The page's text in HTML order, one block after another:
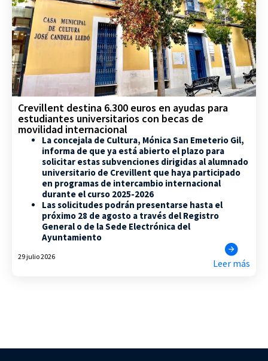
Crevillent destina 6.300 euros en ayudas para
estudiantes universitarios con becas de
movilidad internacional
La concejala de Cultura, Mónica San Emeterio Gil,
informa de que ya está abierto el plazo para
solicitar estas subvenciones dirigidas al alumnado
universitario de Crevillent que haya participado
en programas de intercambio internacional
durante el curso 2025-2026
Las solicitudes podrán presentarse hasta el
próximo 28 de agosto a través del Registro
General o de la Sede Electrónica del
Ayuntamiento
29 julio 2026
Leer más